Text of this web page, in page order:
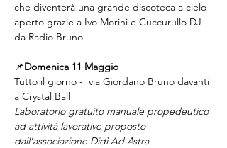
che diventerà una grande discoteca a cielo
aperto grazie a Ivo Morini e Cuccurullo DJ
da Radio Bruno
📌Domenica 11 Maggio
Tutto il giorno -  via Giordano Bruno davanti
a Crystal Ball
Laboratorio gratuito manuale propedeutico
ad attività lavorative proposto
dall'associazione Didì Ad Astra